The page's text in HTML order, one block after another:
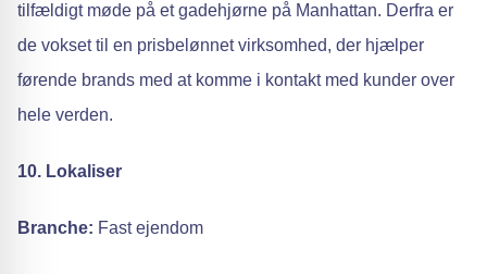
tilfældigt møde på et gadehjørne på Manhattan. Derfra er
de vokset til en prisbelønnet virksomhed, der hjælper
førende brands med at komme i kontakt med kunder over
hele verden.
10. Lokaliser
Branche: Fast ejendom